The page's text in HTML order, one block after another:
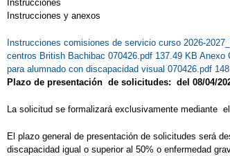
Instrucciones
Instrucciones y anexos
Instrucciones comisiones de servicio curso 2026-
centros British Bachibac 070426.pdf 137.49 KB Anexo
para alumnado con discapacidad visual 070426.pdf
Plazo de presentación de solicitudes: del 08/04/
La solicitud se formalizará exclusivamente mediante
El plazo general de presentación de solicitudes será
discapacidad igual o superior al 50% o enfermedad